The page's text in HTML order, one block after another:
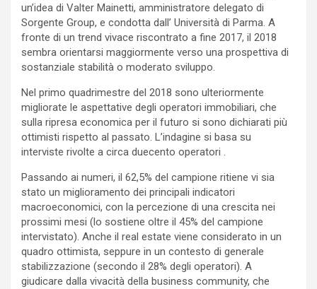
un’idea di Valter Mainetti, amministratore delegato di
Sorgente Group, e condotta dall’ Università di Parma. A
fronte di un trend vivace riscontrato a fine 2017, il 2018
sembra orientarsi maggiormente verso una prospettiva di
sostanziale stabilità o moderato sviluppo.
Nel primo quadrimestre del 2018 sono ulteriormente
migliorate le aspettative degli operatori immobiliari, che
sulla ripresa economica per il futuro si sono dichiarati più
ottimisti rispetto al passato. L’indagine si basa su
interviste rivolte a circa duecento operatori .
Passando ai numeri, il 62,5% del campione ritiene vi sia
stato un miglioramento dei principali indicatori
macroeconomici, con la percezione di una crescita nei
prossimi mesi (lo sostiene oltre il 45% del campione
intervistato). Anche il real estate viene considerato in un
quadro ottimista, seppure in un contesto di generale
stabilizzazione (secondo il 28% degli operatori). A
giudicare dalla vivacità della business community, che